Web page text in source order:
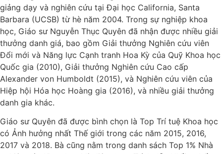
giảng dạy và nghiên cứu tại Đại học California, Santa
Barbara (UCSB) từ hè năm 2004. Trong sự nghiệp khoa
học, Giáo sư Nguyễn Thục Quyên đã nhận được nhiều giải
thưởng danh giá, bao gồm Giải thưởng Nghiên cứu viên
Đổi mới và Năng lực Cạnh tranh Hoa Kỳ của Quỹ Khoa học
Quốc gia (2010), Giải thưởng Nghiên cứu Cao cấp
Alexander von Humboldt (2015), và Nghiên cứu viên của
Hiệp hội Hóa học Hoàng gia (2016), và nhiều giải thưởng
danh gia khác.
Giáo sư Quyên đã được bình chọn là Top Trí tuệ Khoa học
có Ảnh hưởng nhất Thế giới trong các năm 2015, 2016,
2017 và 2018. Bà cũng nằm trong danh sách Top 1% Nhà